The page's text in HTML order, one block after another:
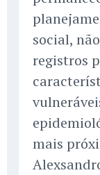
social,
registros
mais